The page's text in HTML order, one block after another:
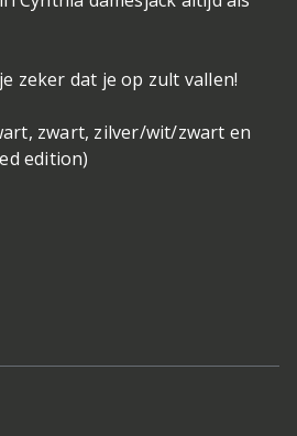
zeker dat je op zult vallen!
zwart, zilver/wit/zwart en
edition)